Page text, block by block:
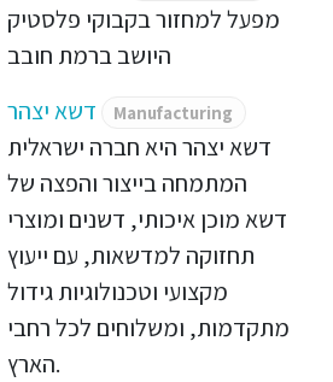
מפעל למחזור בקבוקי פלסטיק
היושב ברמת חובב
דשא יצהר
Manufacturing
דשא יצהר היא חברה ישראלית
המתמחה בייצור והפצה של
דשא מוכן איכותי, דשנים ומוצרי
תחזוקה למדשאות, עם ייעוץ
מקצועי וטכנולוגיות גידול
מתקדמות, ומשלוחים לכל רחבי
הארץ.